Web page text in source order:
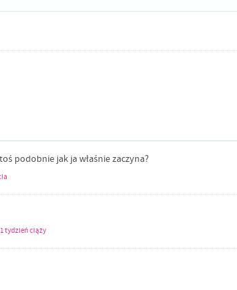
podobnie jak ja właśnie zaczyna?
1 tydzień ciąży